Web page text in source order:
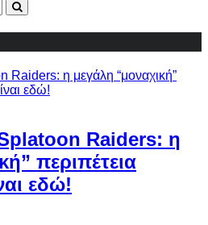
Raiders: η
περιπέτεια
εδώ!